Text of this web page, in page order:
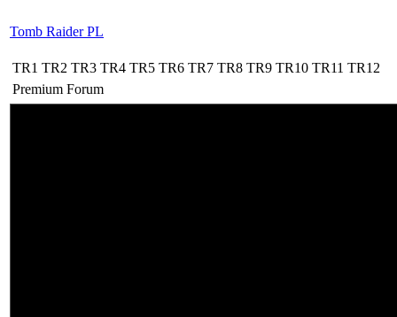
Tomb Raider PL
TR1 TR2 TR3 TR4 TR5 TR6 TR7 TR8 TR9 TR10 TR11 TR12
Premium Forum